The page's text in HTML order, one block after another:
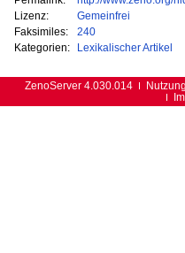
Lizenz:
Gemeinfrei
Faksimiles:
240
Kategorien:
Lexikalischer Artikel
ZenoServer 4.030.014